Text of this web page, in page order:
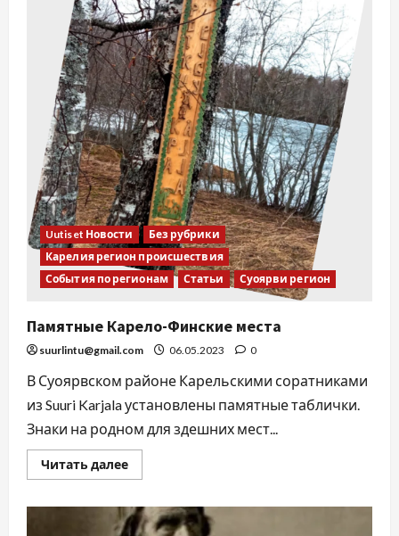
Uutiset Новости
Без рубрики
Карелия регион происшествия
События по регионам
Статьи Суоярви регион
Памятные Карело-Финские места
suurlintu@gmail.com 06.05.2023 0
В Суоярвском районе Карельскими соратниками
из Suuri Karjala установлены памятные таблички.
Знаки на родном для здешних мест...
Читать далее